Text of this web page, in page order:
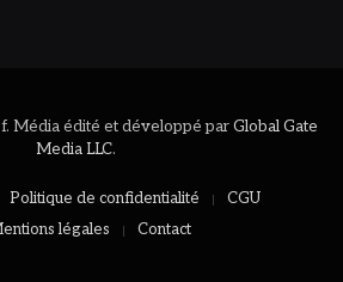
Média édité et développé parGlobal Gate
Media LLC.
Politique de confidentialité
CGU
légales
Contact